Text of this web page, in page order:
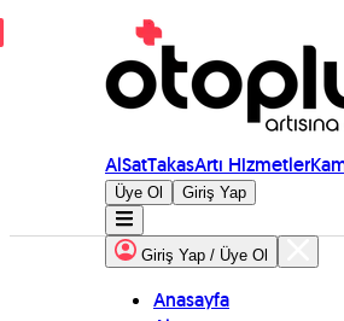
AlSatTakasArtı Hizmetler
Üye Ol Giriş Yap
Giriş Yap / Üye Ol
Anasayfa